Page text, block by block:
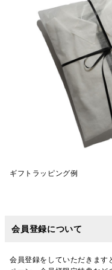
ギフトラッピング例
会員登録について
会員登録をしていただきます